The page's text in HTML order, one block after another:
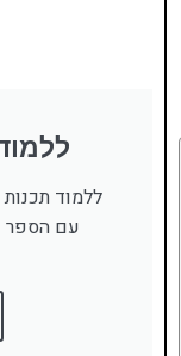
ללמוד
עם הספר